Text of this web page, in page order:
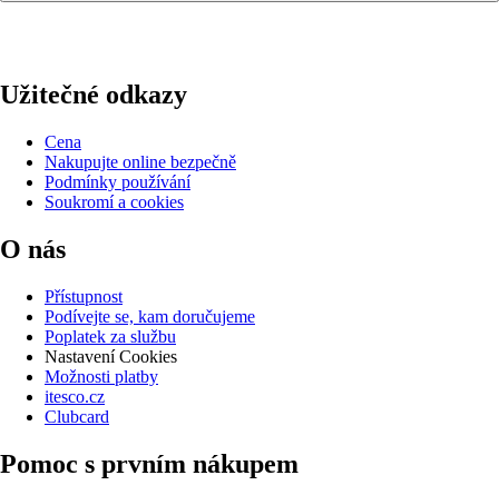
Užitečné odkazy
Cena
Nakupujte online bezpečně
Podmínky používání
Soukromí a cookies
O nás
Přístupnost
Podívejte se, kam doručujeme
Poplatek za službu
Nastavení Cookies
Možnosti platby
itesco.cz
Clubcard
Pomoc s prvním nákupem